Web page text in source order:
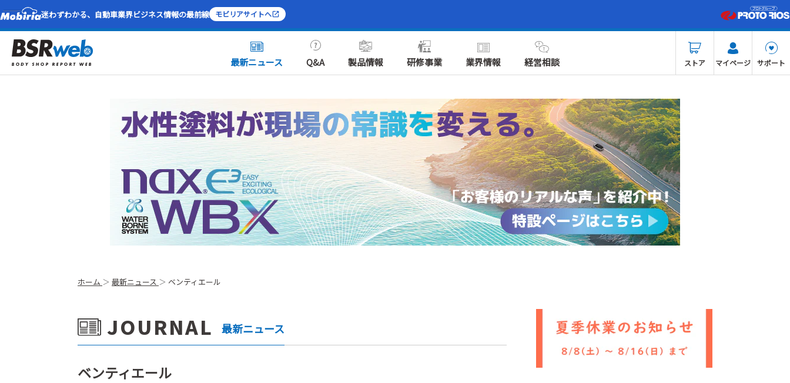
迷わずわかる、自動車業界ビジネス情報の最前線 モビリアサイトへ
最新ニュース Q&A 製品情報 研修事業 業界情報 経営相談 ストア マイページ サポート
ホーム 最新ニュース ベンティエール
JOURNAL 最新ニュース
ベンティエール